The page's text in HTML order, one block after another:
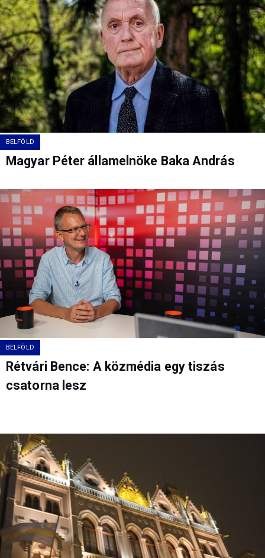
BELFÖLD
Magyar Péter államelnöke Baka András
BELFÖLD
Rétvári Bence: A közmédia egy tiszás
csatorna lesz